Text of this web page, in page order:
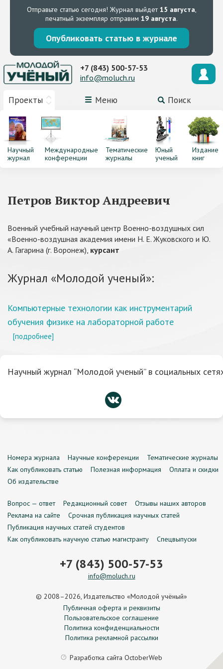
Отправьте статью сегодня! Журнал выйдет15 августа,
печатный экземпляр отправим 19 августа.
Опубликовать статью в журнале
Проекты Меню Поиск
+7 (843) 500-57-53
info@moluch.ru
Научный
журнал
Международные
конференции
Тематические
журналы
Юный
ученый
Издание
книг
Петров Виктор Андреевич
Военный учебный научный центр Военно-воздушных сил
«Военно-воздушная академия имени Н. Е. Жуковского и Ю.
А. Гагарина (г. Воронеж), курсант
Журнал «Молодой ученый»:
Компьютерные технологии как инструментарий
обучения физике на лабораторной работе
[подробнее]
Научный журнал “Молодой ученый” в социальных
Номера журнала Научные конференции
Тематические журналы
Как опубликовать статью
Полезная информация
Оплата и скидки
Об издательстве
Вопрос — ответ Редакционный совет
Отзывы наших авторов
Реклама на сайте
Срочная публикация научных статей
Публикация научных статей студентов
Как опубликовать научную статью магистранту
Спецвыпуски
+7 (843) 500-57-53
info@moluch.ru
© 2008–2026, Издательство «Молодой учёный»
Публичная оферта и реквизиты
Пользовательское соглашение
Политика конфиденциальности
Политика рекламной рассылки
Разработка сайта OctoberWeb